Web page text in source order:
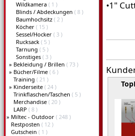
Wildkamera ( 1 )
Blinds / Abdeckungen ( 8 )
Baumhochsitz ( 2 )
Köcher ( 15 )
Sessel/Hocker ( 3 )
Rucksack ( 5 )
Tarnung ( 5 )
Sonstiges ( 3 )
» Bekleidung / Brillen ( 73 )
» Bücher/Filme ( 6 )
Training ( 21 )
» Kinderseite ( 24 )
Trinkflaschen/Taschen ( 5 )
Merchandise ( 20 )
LARP ( 8 )
» Miltec - Outdoor ( 248 )
Restposten ( 12 )
Gutschein ( 1 )
•1"